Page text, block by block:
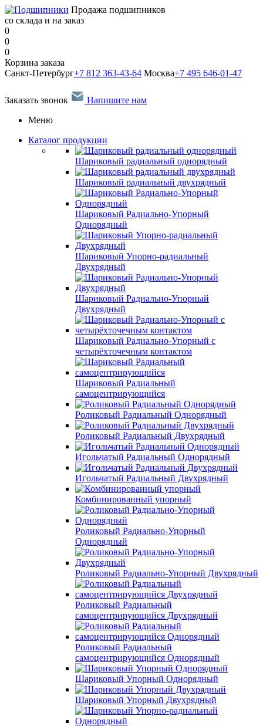
Продажа подшипников
со склада и на заказ
0
0
0
Корзина заказа
Санкт-Петербург+7 812 363-43-64 Москва+7 495 646-01-47
Заказать звонок
Напишите нам
Меню
Каталог продукции
Шариковый радиальный однорядный
Шариковый радиальный двухрядный
Шариковый Радиально-Упорный
Однорядный
Шариковый Упорно-радиальный
Двухрядный
Шариковый Радиально-Упорный
Двухрядный
Шариковый Радиально-Упорный с
четырёхточечным контактом
Шариковый Радиальный
самоцентрирующийся
Роликовый Радиальный Однорядный
Роликовый Радиальный Двухрядный
Игольчатый Радиальный Однорядный
Игольчатый Радиальный Двухрядный
Комбинированный упорный
Роликовый Радиально-Упорный
Однорядный
Роликовый Радиально-Упорный Двухрядный
Роликовый Радиальный
самоцентрирующийся Двухрядный
Роликовый Радиальный
самоцентрирующийся Однорядный
Шариковый Упорный Однорядный
Шариковый Упорный Двухрядный